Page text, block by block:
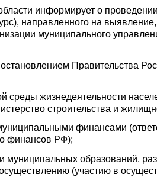
информирует о
направленного на
муниципального
Правительства
среды жизнедеятельности
строительства и
финансами
финансов РФ);
образований,
(участию в